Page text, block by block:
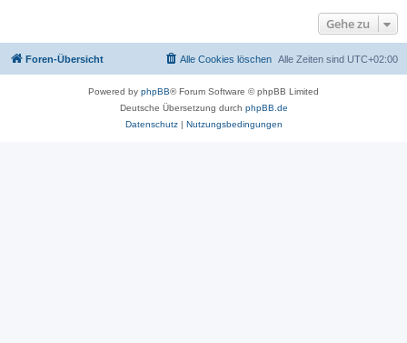
Gehe zu
Foren-Übersicht Alle Zeiten sind UTC+02:00
Alle Cookies löschen
Powered by phpBB® Forum Software © phpBB Limited
Deutsche Übersetzung durch phpBB.de
Datenschutz| Nutzungsbedingungen